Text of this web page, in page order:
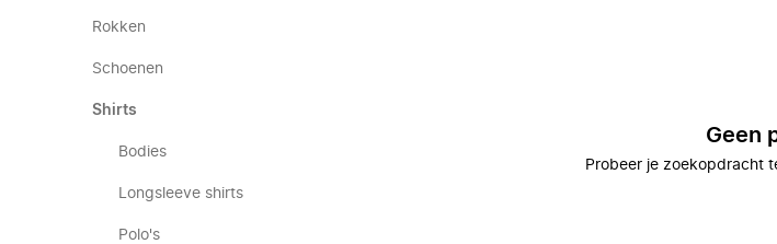
Rokken
Schoenen
Shirts
Bodies
Longsleeve shirts
Polo's
Geen
Probeer je zoekopdracht